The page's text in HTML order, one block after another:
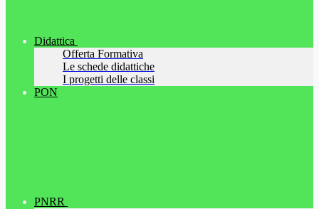
Didattica
Offerta Formativa
Le schede didattiche
I progetti delle classi
PON
PNRR